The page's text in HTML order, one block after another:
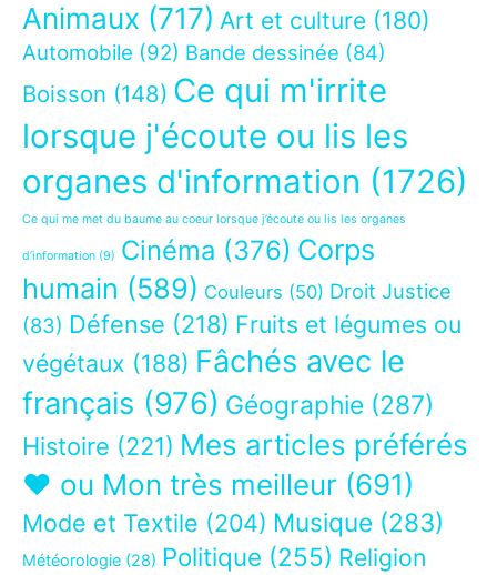
Animaux (717) Art et culture (180)
Automobile (92) Bande dessinée (84)
Boisson (148) Ce qui m'irrite
lorsque j'écoute ou lis les
organes d'information (1726)
Ce qui me met du baume au coeur lorsque j’écoute ou lis les organes
d’information (9) Cinéma (376) Corps
humain (589) Couleurs (50) Droit Justice
(83) Défense (218) Fruits et légumes ou
végétaux (188) Fâchés avec le
français (976) Géographie (287)
Histoire (221) Mes articles préférés
❤ ou Mon très meilleur (691)
Mode et Textile (204) Musique (283)
Météorologie (28) Politique (255) Religion